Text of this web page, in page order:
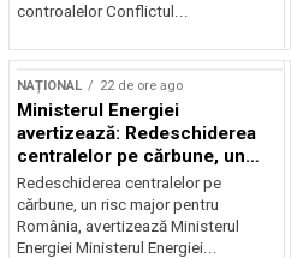
controalelor Conflictul...
NAȚIONAL 22 de ore ago
Ministerul Energiei
avertizează: Redeschiderea
centralelor pe cărbune, un
risc major pentru România
Redeschiderea centralelor pe
cărbune, un risc major pentru
România, avertizează Ministerul
Energiei Ministerul Energiei...